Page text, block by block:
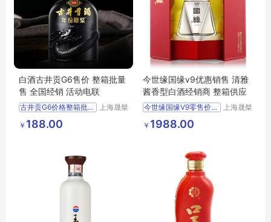
白酒古井贡G6售价 整箱批量
售 全国经销 活动电联
古井贡G6价格整箱批发上海经销商
食品生鲜
白酒
上海晟桀
￥ 188.00
今世缘国缘v9优惠销售 清雅
酱香型白酒经销商 整箱供应
今世缘国缘V9零售价格优惠上海供应
食品生鲜
白酒
上海晟桀
￥ 1988.00